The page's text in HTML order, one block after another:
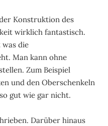
Konstruktion des
wirklich fantastisch.
die
Man kann ohne
Zum Beispiel
und den Oberschenkeln
gut wie gar nicht.
Darüber hinaus